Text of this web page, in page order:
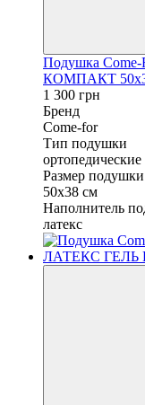
Подушка
КОМПАКТ
1 300 грн
Бренд
Come-for
Тип подушки
ортопедические
Размер подушки
50x38 см
Наполнитель
латекс